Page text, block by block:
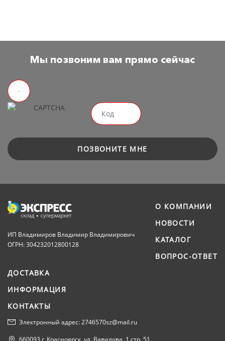
Мы позвоним вам прямо сейчас
ПОЗВОНИТЕ МНЕ
ИП Владимиров Владимир Владимирович
ОГРН: 304232012800128
О КОМПАНИИ
НОВОСТИ
КАТАЛОГ
ВОПРОС-ОТВЕТ
ДОСТАВКА
ИНФОРМАЦИЯ
КОНТАКТЫ
Электронный адрес: 2746570sz@mail.ru
660093 г. Красноярск, ул. Вавилова, 1 стр. 51